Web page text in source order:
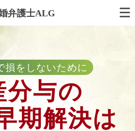
弁護士ALG
損をしないために
分与の
期解決は